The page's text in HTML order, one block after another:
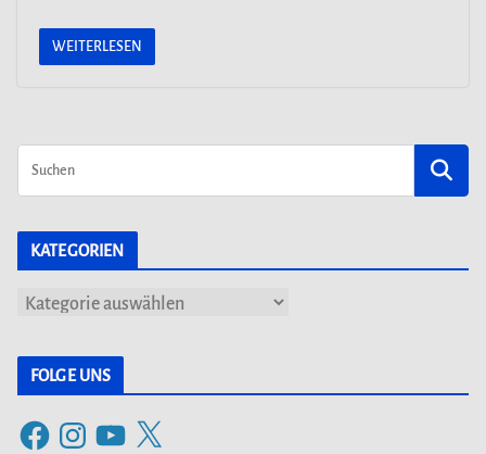
WEITERLESEN
KATEGORIEN
g
FOLGE UNS
F
Y
X